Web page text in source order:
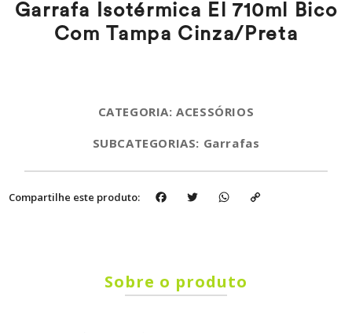
Garrafa Isotérmica El 710ml Bico
Com Tampa Cinza/Preta
CATEGORIA: ACESSÓRIOS
SUBCATEGORIAS: Garrafas
Compartilhe este produto: FacebookTwitter WhatsApp
Sobre o produto